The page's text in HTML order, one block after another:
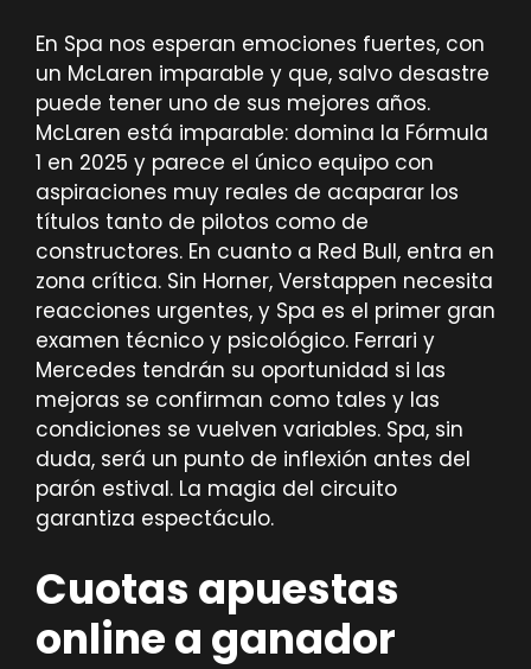
En Spa nos esperan emociones fuertes, con
un McLaren imparable y que, salvo desastre
puede tener uno de sus mejores años.
McLaren está imparable: domina la Fórmula
1 en 2025 y parece el único equipo con
aspiraciones muy reales de acaparar los
títulos tanto de pilotos como de
constructores. En cuanto a Red Bull, entra en
zona crítica. Sin Horner, Verstappen necesita
reacciones urgentes, y Spa es el primer gran
examen técnico y psicológico. Ferrari y
Mercedes tendrán su oportunidad si las
mejoras se confirman como tales y las
condiciones se vuelven variables. Spa, sin
duda, será un punto de inflexión antes del
parón estival. La magia del circuito
garantiza espectáculo.
Cuotas apuestas
online a ganador